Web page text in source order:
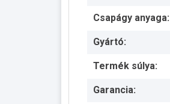
Csapágy anyaga:
Gyártó:
Termék súlya:
Garancia: